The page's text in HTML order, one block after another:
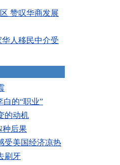
赞叹华商发展
人移民中介受
白的“职业”
的动机
种后果
受美国经济凉热
刷牙